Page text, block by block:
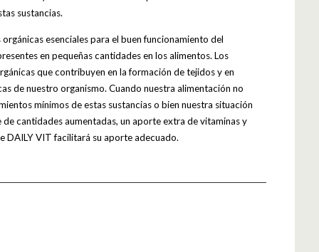
sustancias.
esenciales para el buen funcionamiento del
en pequeñas cantidades en los alimentos. Los
que contribuyen en la formación de tejidos y en
de nuestro organismo. Cuando nuestra alimentación no
mínimos de estas sustancias o bien nuestra situación
cantidades aumentadas, un aporte extra de vitaminas y
DAILY VIT facilitará su aporte adecuado.